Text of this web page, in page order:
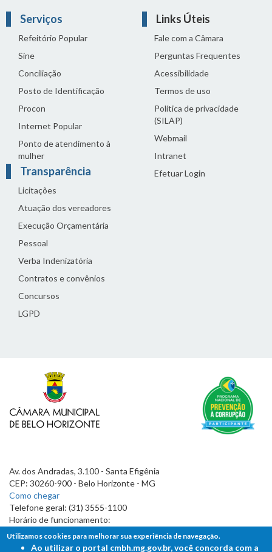
Serviços
Refeitório Popular
Sine
Conciliação
Posto de Identificação
Procon
Internet Popular
Ponto de atendimento à
mulher
Transparência
Licitações
Atuação dos vereadores
Execução Orçamentária
Pessoal
Verba Indenizatória
Contratos e convênios
Concursos
LGPD
Links Úteis
Fale com a Câmara
Perguntas Frequentes
Acessibilidade
Termos de uso
Política de privacidade
(SILAP)
Webmail
Intranet
Efetuar Login
Av. dos Andradas, 3.100 - Santa Efigênia
CEP: 30260-900 - Belo Horizonte - MG
Como chegar
Telefone geral: (31) 3555-1100
Horário de funcionamento:
7h às 19h
Utilizamos cookies para melhorar sua experiência de navegação.
Ao utilizar o portal cmbh.mg.gov.br, você concorda com a